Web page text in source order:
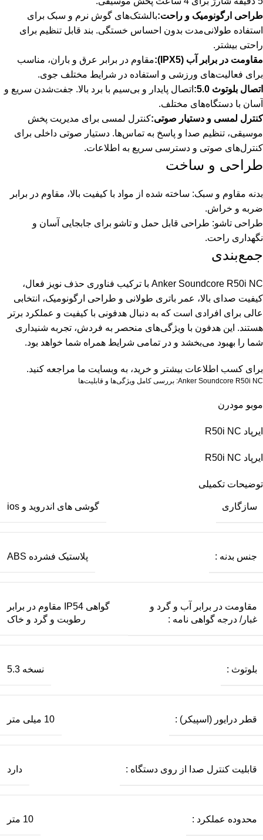
طراحی ارگونومیک و راحت:بالشتک‌های گوش نرم و سبک برای
استفاده طولانی‌مدت بدون احساس خستگی. بند قابل تنظیم برای
راحتی بیشتر.
مقاومت در برابر آب (IPX5):
مقاوم در برابر عرق و باران، مناسب
برای فعالیت‌های ورزشی و استفاده در شرایط مختلف جوی.
اتصال بلوتوث 5.0:
اتصال پایدار و بی‌سیم با برد بالا. جفت‌شدن سریع و
آسان با دستگاه‌های مختلف.
کنترل لمسی و دستیار صوتی:کنترل لمسی برای مدیریت پخش
موسیقی، تنظیم صدا و پاسخ به تماس‌ها. دستیار صوتی داخلی برای
کنترل‌های صوتی و دسترسی سریع به اطلاعات.
طراحی و ساخت
بدنه مقاوم و سبک: ساخته شده از مواد با کیفیت بالا، مقاوم در برابر
ضربه و خراش.
طراحی تاشو: طراحی قابل حمل و تاشو برای جابجایی آسان و
نگهداری راحت.
جمع‌بندی
Anker Soundcore R50i NC با ترکیب فناوری حذف نویز فعال،
کیفیت صدای بالا، عمر باتری طولانی و طراحی ارگونومیک، انتخابی
عالی برای افرادی است که به دنبال هدفونی با کیفیت و عملکرد برتر
هستند. این هدفون با ویژگی‌های منحصر به فردش، تجربه شنیداری
شما را بهبود می‌بخشد و در تمامی شرایط همراه شما خواهد بود.
برای کسب اطلاعات بیشتر و خرید، به وبسایت ما مراجعه کنید.
Anker Soundcore R50i NC: بررسی کامل ویژگی‌ها و قابلیت‌ها
موبو مودرن
ایرپاد R50i NC
ایرپاد R50i NC
توضیحات تکمیلی
سازگاری گوشی های اندروید و ios
جنس بدنه : پلاستیک فشرده ABS
مقاومت در برابر آب و گرد و
غبار/ درجه گواهی‌ نامه :
گواهی IP54 مقاوم در برابر
رطوبت و گرد و خاک
بلوتوث : نسخه 5.3
قطر درایور (اسپیکر) : 10 میلی‌ متر
قابلیت کنترل صدا از روی دستگاه : دارد
محدوده عملکرد : 10 متر